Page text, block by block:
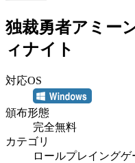
独裁勇者アミー
ィナイト
対応OS
頒布形態
完全無料
カテゴリ
ロールプレイングゲ